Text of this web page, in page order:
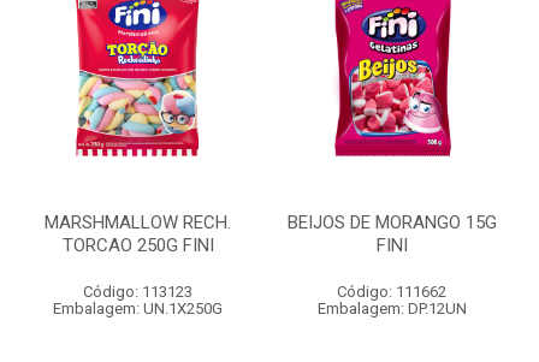
MARSHMALLOW RECH.
TORCAO 250G FINI
Código: 113123
Embalagem: UN.1X250G
BEIJOS DE MORANGO 15G
FINI
Código: 111662
Embalagem: DP.12UN